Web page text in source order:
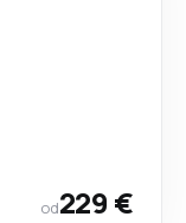
od229 €